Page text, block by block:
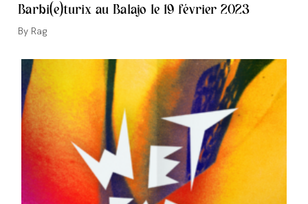
Barbi(e)turix au Balajo le 19 février 2023
Auteur/autrice
la
publication :
Rag